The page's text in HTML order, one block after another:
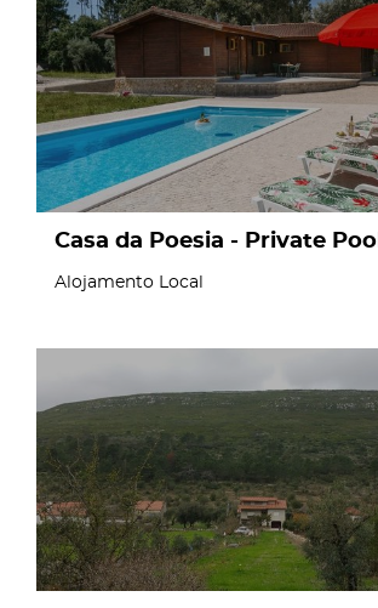
Casa da Poesia - Private Pool
Alojamento Local